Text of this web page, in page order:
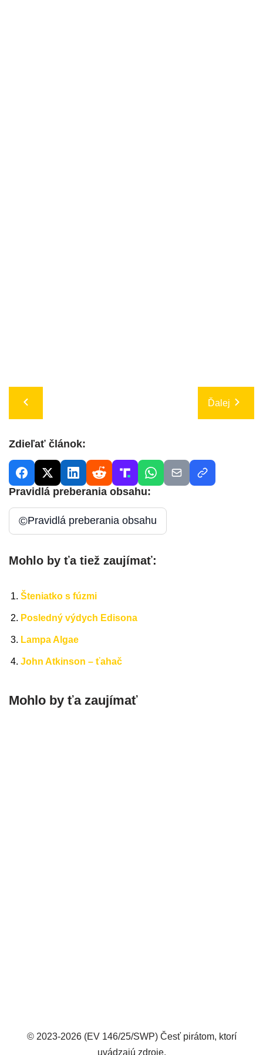
Ďalej
Zdieľať článok:
Pravidlá preberania obsahu:
©Pravidlá preberania obsahu
Mohlo by ťa tiež zaujímať:
Šteniatko s fúzmi
Posledný výdych Edisona
Lampa Algae
John Atkinson – ťahač
Mohlo by ťa zaujímať
© 2023-2026 (EV 146/25/SWP) Česť pirátom, ktorí
uvádzajú zdroje.